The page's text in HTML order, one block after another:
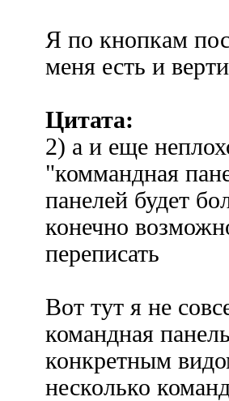
Я по кнопкам
меня есть и
Цитата:
2) а и еще
"коммандная
панелей будет
конечно
переписать
Вот тут я не
командная
конкретным
несколько